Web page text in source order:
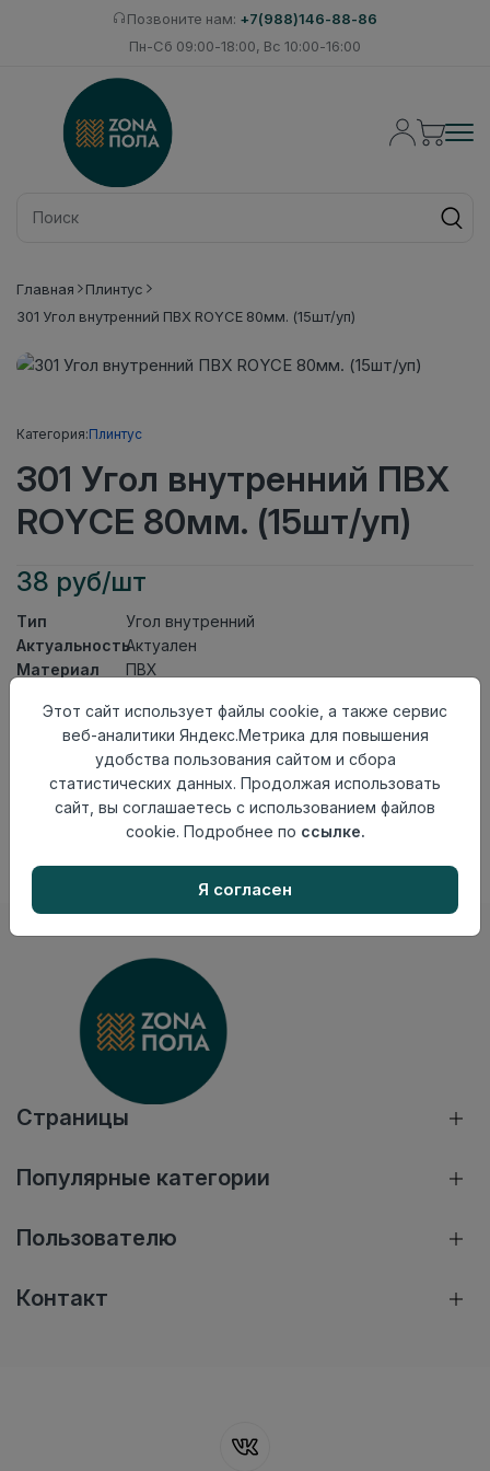
Позвоните нам: +7(988)146-88-86
Пн-Сб 09:00-18:00, Вс 10:00-16:00
Главная
Плинтус
301 Угол внутренний ПВХ ROYCE 80мм. (15шт/уп)
Категория:Плинтус
301 Угол внутренний ПВХ
ROYCE 80мм. (15шт/уп)
38 руб/шт
Тип
Угол внутренний
АктуальностьАктуален
Материал
ПВХ
Осталось248 шт
Добавить в корзину
Внимание! Внешний вид товара может отличаться от
представленного на настоящем сайте. Проверяйте
наличие необходимых характеристик и комплектации
Страницы
Популярные категории
Пользователю
Контакт
Этот сайт использует файлы cookie, а также сервис
веб-аналитики Яндекс.Метрика для повышения
удобства пользования сайтом и сбора
статистических данных. Продолжая использовать
сайт, вы соглашаетесь с использованием файлов
cookie. Подробнее по ссылке.
Я согласен